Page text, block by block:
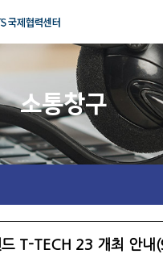
소통창구
드 T-TECH 23 개최 안